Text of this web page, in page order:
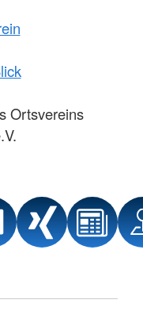
Ortsvereins